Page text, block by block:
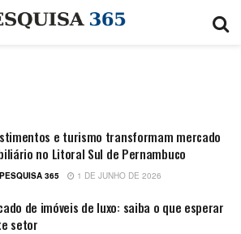
e turismo transformam mercado
no Litoral Sul de Pernambuco
PESQUISA 365 1 DE JUNHO DE 2026
de imóveis de luxo: saiba o que esperar
setor